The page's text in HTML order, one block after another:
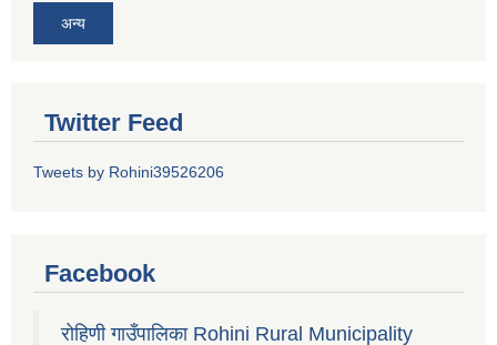
अन्य
Twitter Feed
Tweets by Rohini39526206
Facebook
रोहिणी गाउँपालिका Rohini Rural Municipality